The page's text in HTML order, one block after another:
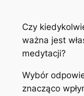
Czy
ważna jest
medytacji?
Wybór
znacząco